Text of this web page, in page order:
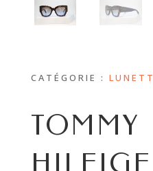
CATÉGORIE :
TOMMY